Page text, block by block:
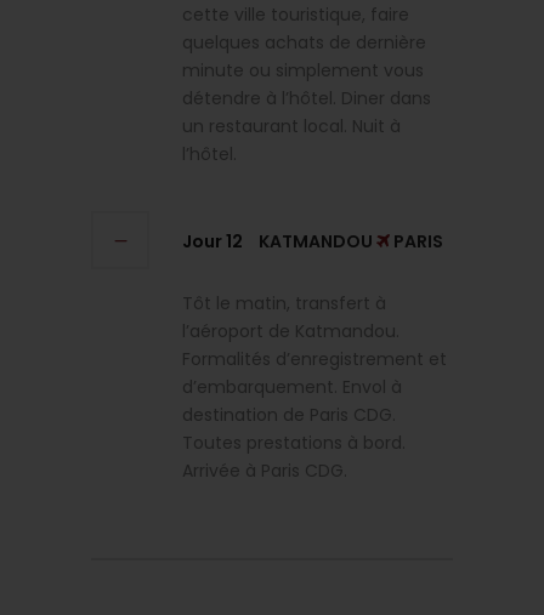
cette ville touristique, faire
quelques achats de dernière
minute ou simplement vous
détendre à l’hôtel. Diner dans
un restaurant local. Nuit à
l’hôtel.
Jour 12 KATMANDOU PARIS
Tôt le matin, transfert à
l’aéroport de Katmandou.
Formalités d’enregistrement et
d’embarquement. Envol à
destination de Paris CDG.
Toutes prestations à bord.
Arrivée à Paris CDG.